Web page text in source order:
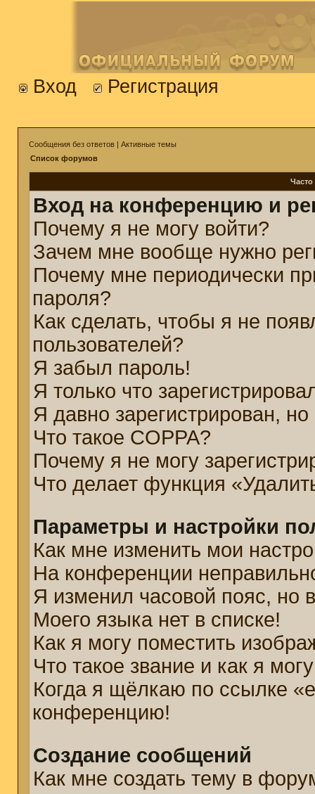
Вход Регистрация
Сообщения без ответов | Активные темы
Список форумов
Вход на конференцию и
Почему я не могу войти?
Зачем мне вообще нужно
Почему мне периодически
пароля?
Как сделать, чтобы я не
пользователей?
Я забыл пароль!
Я только что
Я давно зарегистрирован,
Что такое COPPA?
Почему я не могу
Что делает функция
Параметры и настройки
Как мне изменить мои
На конференции
Я изменил часовой пояс, но
Моего языка нет в списке!
Как я могу поместить
Что такое звание и как я
Когда я щёлкаю по ссылке
конференцию!
Создание сообщений
Как мне создать тему в